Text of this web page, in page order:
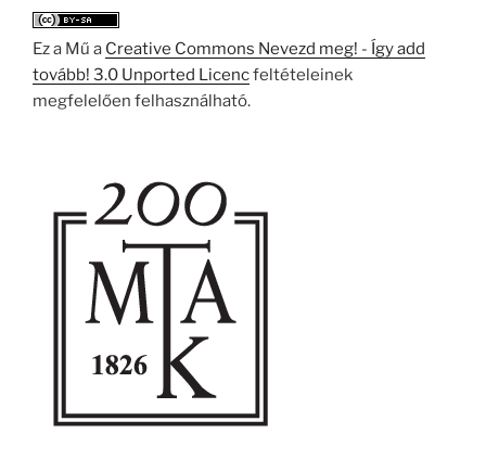
Ez a Mű a Creative Commons Nevezd meg! - Így add
tovább! 3.0 Unported Licencfeltételeinek
megfelelően felhasználható.